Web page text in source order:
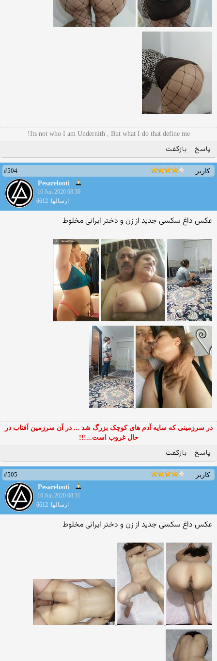
Its not who I am Undernith , But what I do that define me!
پاسخ بازگفت
کاربر
#504
Pesarelooti
16 Jun 2020 08:30
ارسالها: 6612
عکس داغ سکسی جدید از زن و دختر ایرانی مخلوط
در سرزمینی که سایه آدم های کوچک بزرگ شد ... در آن سرزمین آفتاب در
حال غروب است...!!!
پاسخ بازگفت
کاربر
#505
Pesarelooti
16 Jun 2020 08:31
ارسالها: 6612
عکس داغ سکسی جدید از زن و دختر ایرانی مخلوط